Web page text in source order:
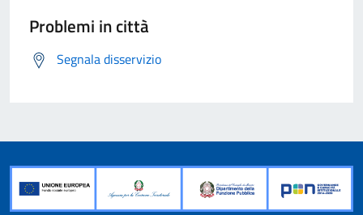
Problemi in città
Segnala disservizio